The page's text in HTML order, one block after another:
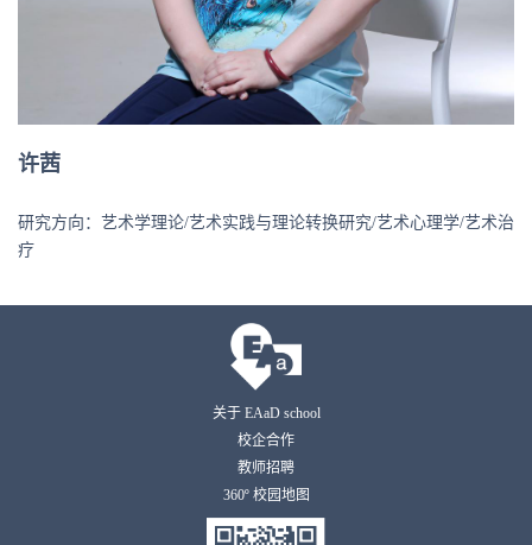
许茜
研究方向：艺术学理论/艺术实践与理论转换研究/艺术心理学/艺术治
疗
关于 EAaD school
校企合作
教师招聘
360º 校园地图